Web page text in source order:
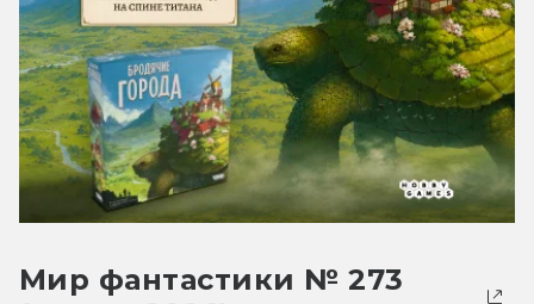
Мир фантастики № 273